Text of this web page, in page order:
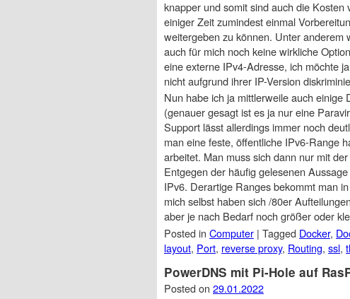
knapper und somit sind auch die
einiger Zeit zumindest einmal
weitergeben zu können. Unter anderem
auch für mich noch keine wirkliche
eine externe IPv4-Adresse, ich möchte
nicht aufgrund ihrer IP-Version
Nun habe ich ja mittlerweile auch einige
(genauer gesagt ist es ja nur eine
Support lässt allerdings immer noch
man eine feste, öffentliche IPv6-Range
arbeitet. Man muss sich dann nur mit
Entgegen der häufig gelesenen
IPv6. Derartige Ranges bekommt man
mich selbst haben sich /80er
aber je nach Bedarf noch größer oder
Posted in Computer | Tagged Docker,
layout, Port, reverse proxy, Routing, ssl,
PowerDNS mit Pi-Hole auf
Posted on 29.01.2022